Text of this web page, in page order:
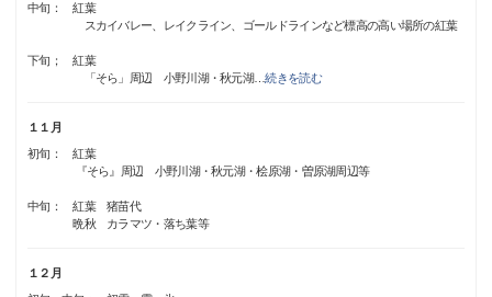
中旬： 紅葉
スカイバレー、レイクライン、ゴールドラインなど標高の高い場所の紅葉
下旬； 紅葉
「そら」周辺 小野川湖・秋元湖 …続きを読む
１１月
初旬： 紅葉
『そら』周辺 小野川湖・秋元湖・桧原湖・曽原湖周辺等
中旬： 紅葉 猪苗代
晩秋 カラマツ・落ち葉等
１２月